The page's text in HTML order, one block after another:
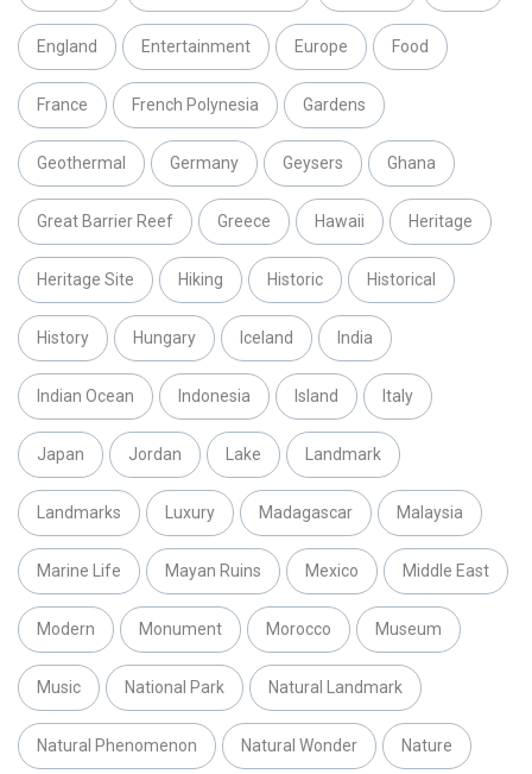
England Entertainment Europe Food
France French Polynesia Gardens
Geothermal Germany Geysers Ghana
Great Barrier Reef Greece Hawaii Heritage
Heritage Site Hiking Historic Historical
History Hungary Iceland India
Indian Ocean Indonesia Island Italy
Japan Jordan Lake Landmark
Landmarks Luxury Madagascar Malaysia
Marine Life Mayan Ruins Mexico Middle East
Modern Monument Morocco Museum
Music National Park Natural Landmark
Natural Phenomenon Natural Wonder Nature